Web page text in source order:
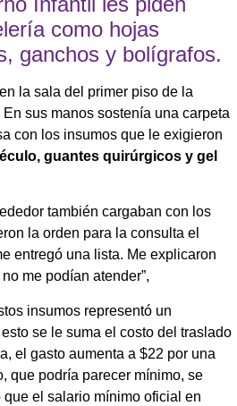
como hojas
ganchos y bolígrafos.
la sala del primer piso de la
sus manos sostenía una carpeta
con los insumos que le exigieron
guantes quirúrgicos y gel
también cargaban con los
la orden para la consulta el
entregó una lista. Me explicaron
me podían atender”,
insumos representó un
se le suma el costo del traslado
el gasto aumenta a $22 por una
que podría parecer mínimo, se
el salario mínimo oficial en